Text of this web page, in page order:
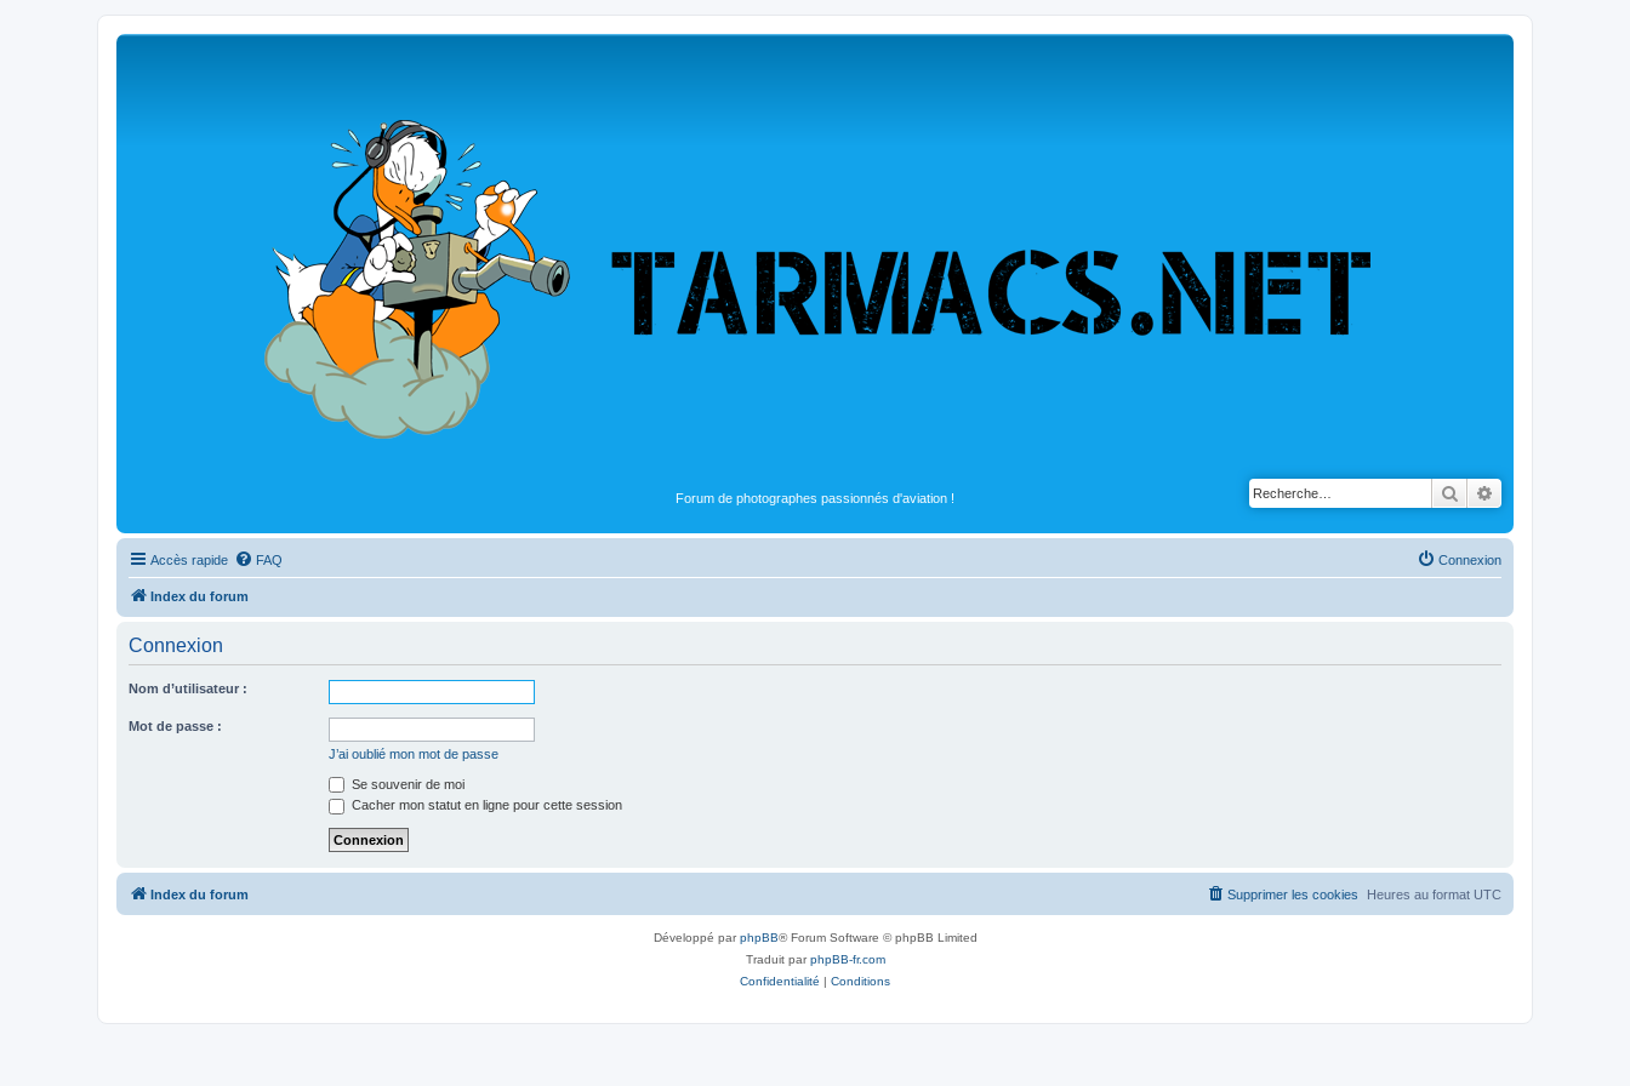
Forum de photographes passionnés d'aviation ! Rechercher
Accès rapide FAQ Connexion
Index du forum
Connexion
Nom d’utilisateur :
Mot de passe :
J’ai oublié mon mot de passe
Se souvenir de moi
Cacher mon statut en ligne pour cette session
Index du forum Heures au format UTC
Supprimer les cookies
Développé parphpBB® Forum Software © phpBB Limited
Traduit parphpBB-fr.com
Confidentialité | Conditions